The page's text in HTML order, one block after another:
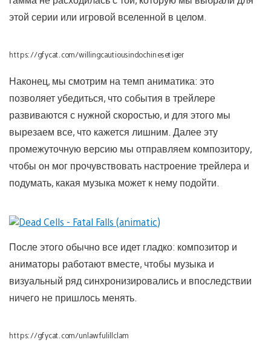
этой серии или игровой вселенной в целом.
https://gfycat.com/willingcautiousindochinesetiger
Наконец, мы смотрим на темп аниматика: это
позволяет убедиться, что события в трейлере
развиваются с нужной скоростью, и для этого мы
вырезаем все, что кажется лишним. Далее эту
промежуточную версию мы отправляем композитору,
чтобы он мог прочувствовать настроение трейлера и
подумать, какая музыка может к нему подойти.
После этого обычно все идет гладко: композитор и
аниматоры работают вместе, чтобы музыка и
визуальный ряд синхронизировались и впоследствии
ничего не пришлось менять.
https://gfycat.com/unlawfulillclam